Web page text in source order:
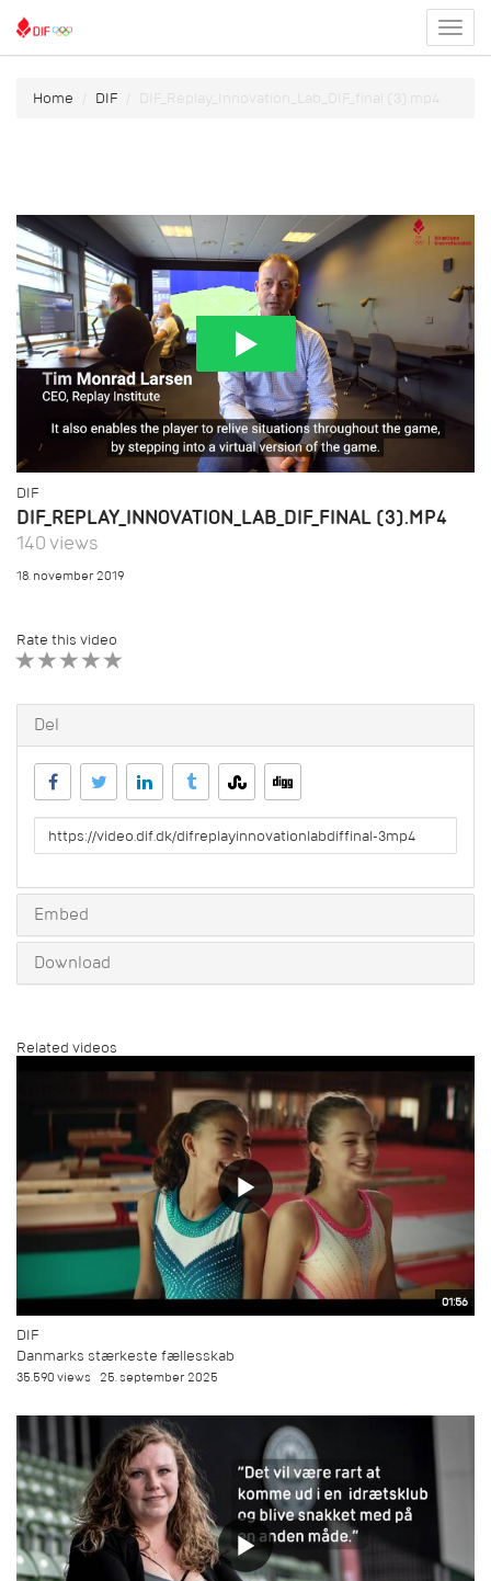
menu
Home DIF DIF_Replay_Innovation_Lab_DIF_final (3).mp4
DIF
DIF_REPLAY_INNOVATION_LAB_DIF_FINAL (3).MP4
140 views
18. november 2019
Rate this video
Del
URL
to
Embed
Download
Related videos
01:56
DIF
Danmarks stærkeste fællesskab
35.590 views 25. september 2025